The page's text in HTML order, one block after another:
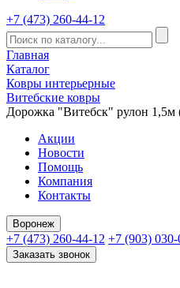
+7 (473) 260-44-12
Главная
Каталог
Ковры интерьерные
Витебские ковры
Дорожка "Витебск" рулон 1,5м
Акции
Новости
Помощь
Компания
Контакты
Воронеж
+7 (473) 260-44-12 +7 (903)
Заказать звонок